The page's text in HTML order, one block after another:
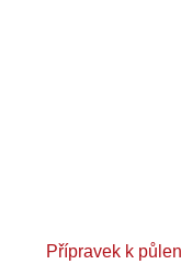
Přípravek k